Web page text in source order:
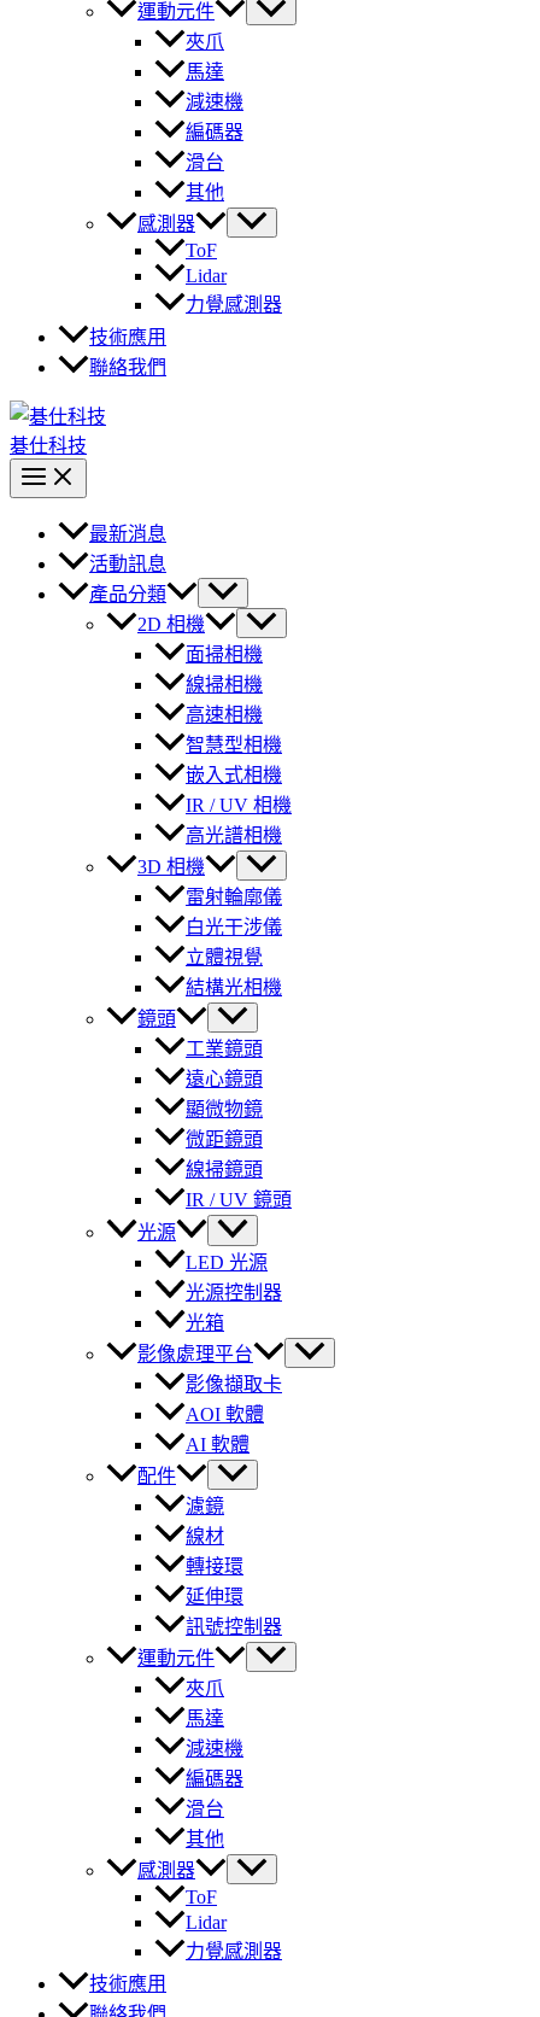
運動元件
夾爪
馬達
減速機
編碼器
滑台
其他
感測器
ToF
Lidar
力覺感測器
技術應用
聯絡我們
碁仕科技
最新消息
活動訊息
產品分類
2D 相機
面掃相機
線掃相機
高速相機
智慧型相機
嵌入式相機
IR / UV 相機
高光譜相機
3D 相機
雷射輪廓儀
白光干涉儀
立體視覺
結構光相機
鏡頭
工業鏡頭
遠心鏡頭
顯微物鏡
微距鏡頭
線掃鏡頭
IR / UV 鏡頭
光源
LED 光源
光源控制器
光箱
影像處理平台
影像擷取卡
AOI 軟體
AI 軟體
配件
濾鏡
線材
轉接環
延伸環
訊號控制器
運動元件
夾爪
馬達
減速機
編碼器
滑台
其他
感測器
ToF
Lidar
力覺感測器
技術應用